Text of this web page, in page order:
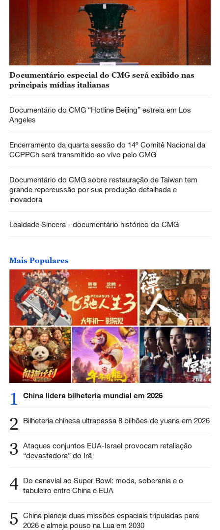
Documentário especial do CMG será exibido nas
principais mídias italianas
Documentário do CMG “Hotline Beijing” estreia em Los
Angeles
Encerramento da quarta sessão do 14º Comitê Nacional da
CCPPCh será transmitido ao vivo pelo CMG
Documentário do CMG sobre restauração de Taiwan tem
grande repercussão por sua produção detalhada e
inovadora
Lealdade Sincera - documentário histórico do CMG
Mais Populares
1 China lidera bilheteria mundial em 2026
2 Bilheteria chinesa ultrapassa 8 bilhões de yuans em 2026
3 Ataques conjuntos EUA-Israel provocam retaliação
“devastadora” do Irã
4 Do canavial ao Super Bowl: moda, soberania e o
tabuleiro entre China e EUA
5
China planeja duas missões espaciais tripuladas para
2026 e almeja pouso na Lua em 2030